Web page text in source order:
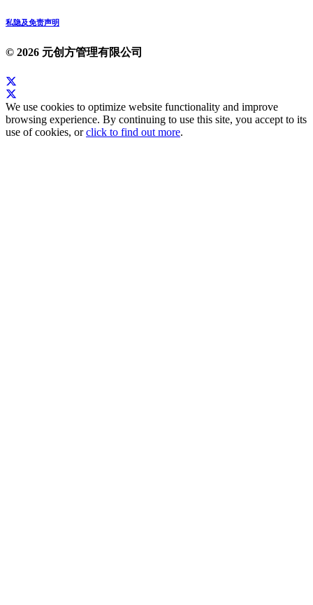
私隐及免责声明
© 2026 元创方管理有限公司
We use cookies to optimize website functionality and improve
browsing experience. By continuing to use this site, you accept to its
use of cookies, orclick to find out more.